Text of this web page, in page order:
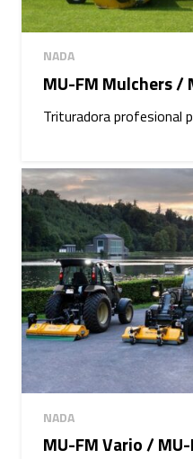
NADA
MU-FM Mulchers /
Trituradora profesional
NADA
MU-FM Vario /